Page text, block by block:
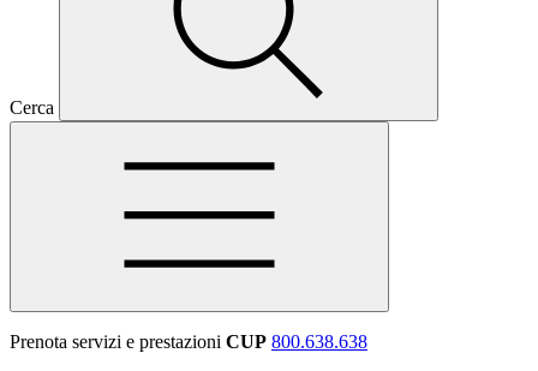
Cerca
Prenota servizi e prestazioni CUP 800.638.638